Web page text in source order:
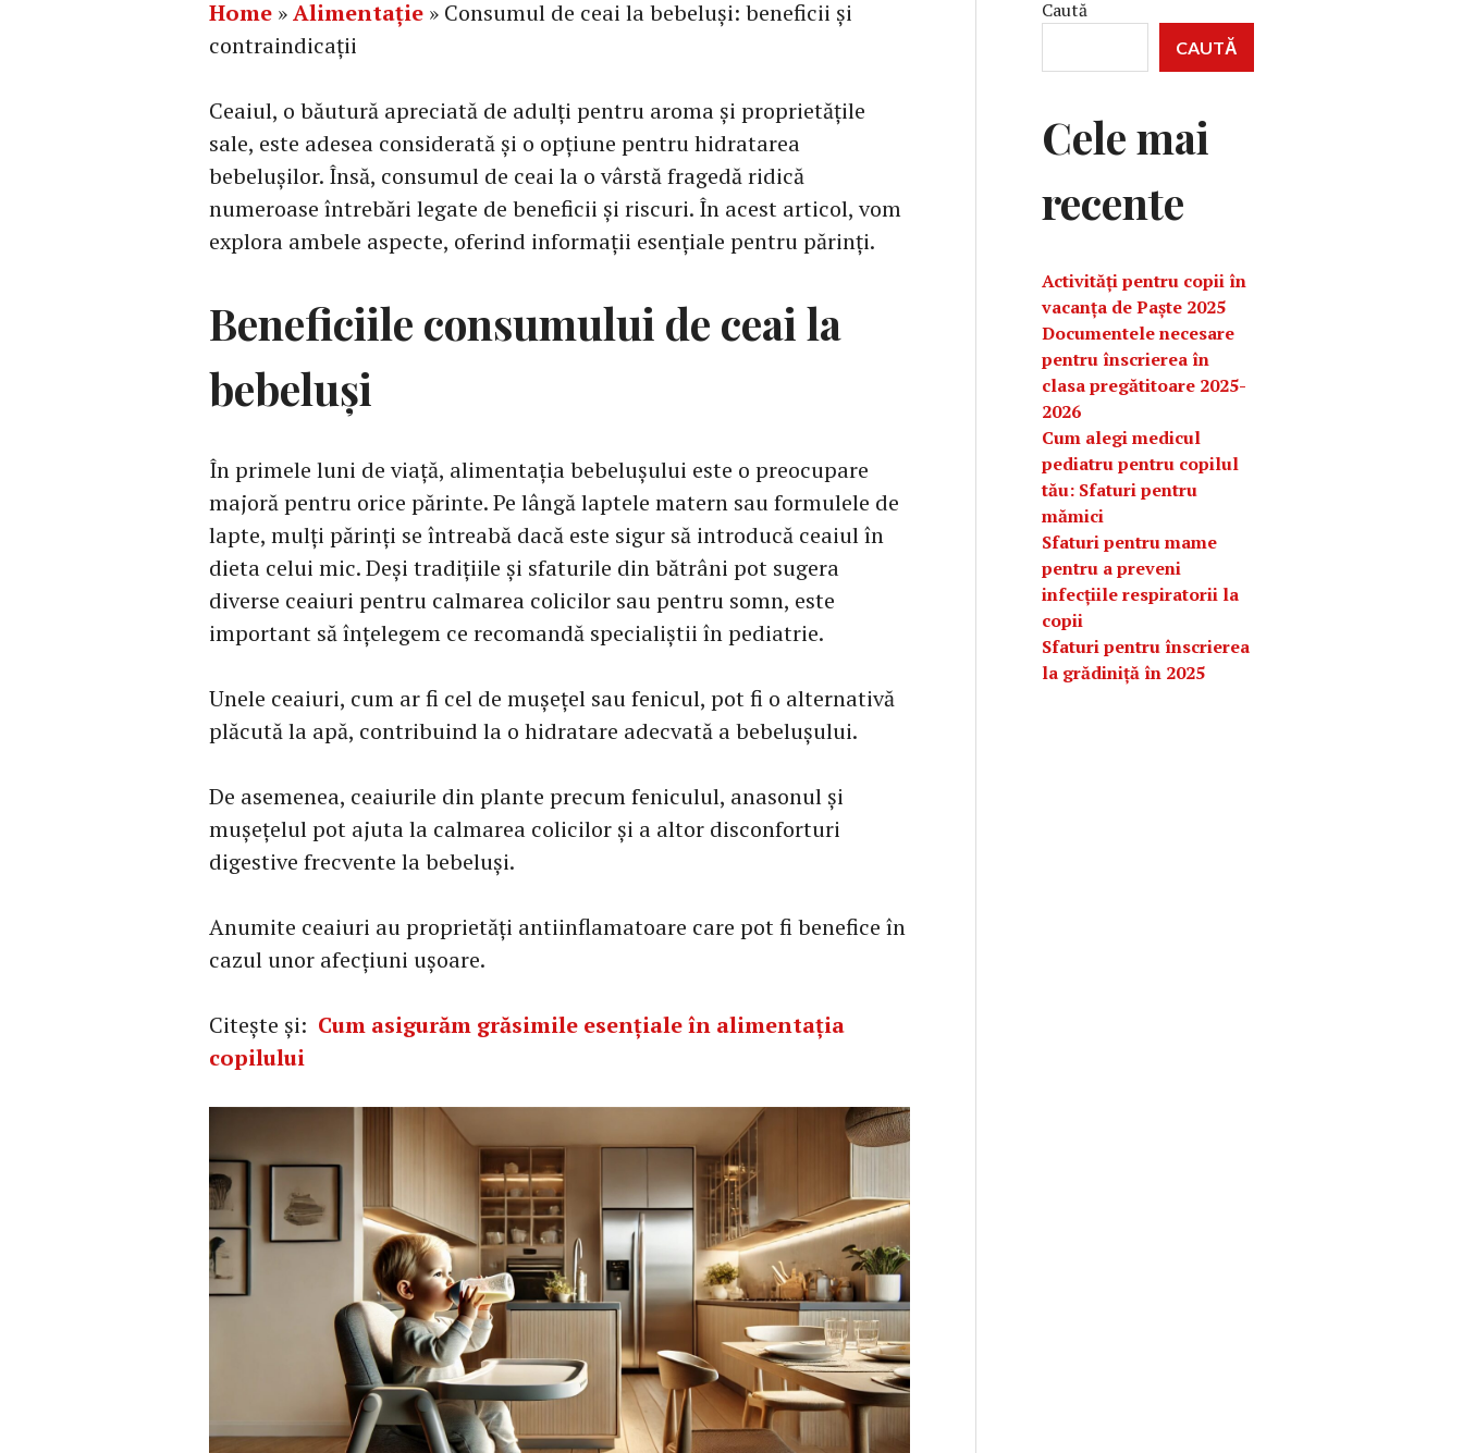
Home »Alimentație » Consumul de ceai la bebeluși: beneficii și
contraindicații
Ceaiul, o băutură apreciată de adulți pentru aroma și proprietățile
sale, este adesea considerată și o opțiune pentru hidratarea
bebelușilor. Însă, consumul de ceai la o vârstă fragedă ridică
numeroase întrebări legate de beneficii și riscuri. În acest articol, vom
explora ambele aspecte, oferind informații esențiale pentru părinți.
Beneficiile consumului de ceai la
bebeluși
În primele luni de viață, alimentația bebelușului este o preocupare
majoră pentru orice părinte. Pe lângă laptele matern sau formulele de
lapte, mulți părinți se întreabă dacă este sigur să introducă ceaiul în
dieta celui mic. Deși tradițiile și sfaturile din bătrâni pot sugera
diverse ceaiuri pentru calmarea colicilor sau pentru somn, este
important să înțelegem ce recomandă specialiștii în pediatrie.
Unele ceaiuri, cum ar fi cel de mușețel sau fenicul, pot fi o alternativă
plăcută la apă, contribuind la o hidratare adecvată a bebelușului.
De asemenea, ceaiurile din plante precum feniculul, anasonul și
mușețelul pot ajuta la calmarea colicilor și a altor disconforturi
digestive frecvente la bebeluși.
Anumite ceaiuri au proprietăți antiinflamatoare care pot fi benefice în
cazul unor afecțiuni ușoare.
Citește și: Cum asigurăm grăsimile esențiale în alimentația
copilului
Caută
CAUTĂ
Cele mai
recente
Activități pentru copii în
vacanța de Paște 2025
Documentele necesare
pentru înscrierea în
clasa pregătitoare 2025-
2026
Cum alegi medicul
pediatru pentru copilul
tău: Sfaturi pentru
mămici
Sfaturi pentru mame
pentru a preveni
infecțiile respiratorii la
copii
Sfaturi pentru înscrierea
la grădiniță în 2025